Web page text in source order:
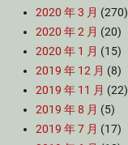
2020 年 3 月 (270)
2020 年 2 月 (20)
2020 年 1 月 (15)
2019 年 12 月 (8)
2019 年 11 月 (22)
2019 年 8 月 (5)
2019 年 7 月 (17)